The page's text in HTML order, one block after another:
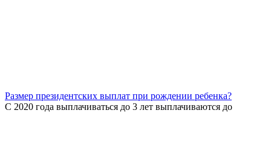
Размер президентских выплат при рождении ребенка?
С 2020 года выплачиваться до 3 лет выплачиваются до